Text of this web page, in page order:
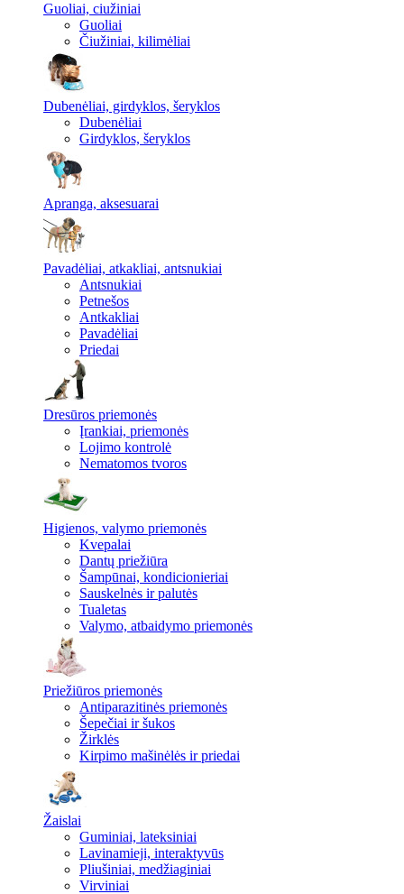
Guoliai, ciužiniai
Guoliai
Čiužiniai, kilimėliai
Dubenėliai, girdyklos, šeryklos
Dubenėliai
Girdyklos, šeryklos
Apranga, aksesuarai
Pavadėliai, atkakliai, antsnukiai
Antsnukiai
Petnešos
Antkakliai
Pavadėliai
Priedai
Dresūros priemonės
Įrankiai, priemonės
Lojimo kontrolė
Nematomos tvoros
Higienos, valymo priemonės
Kvepalai
Dantų priežiūra
Šampūnai, kondicionieriai
Sauskelnės ir palutės
Tualetas
Valymo, atbaidymo priemonės
Priežiūros priemonės
Antiparazitinės priemonės
Šepečiai ir šukos
Žirklės
Kirpimo mašinėlės ir priedai
Žaislai
Guminiai, lateksiniai
Lavinamieji, interaktyvūs
Pliušiniai, medžiaginiai
Virviniai